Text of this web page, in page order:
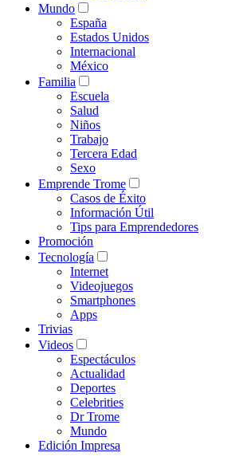
Mundo
España
Estados Unidos
Internacional
México
Familia
Escuela
Salud
Niños
Trabajo
Tercera Edad
Sexo
Emprende Trome
Casos de Éxito
Información Útil
Tips para Emprendedores
Promoción
Tecnología
Internet
Videojuegos
Smartphones
Apps
Trivias
Videos
Espectáculos
Actualidad
Deportes
Celebrities
Dr Trome
Mundo
Edición Impresa